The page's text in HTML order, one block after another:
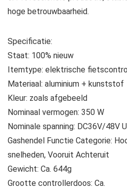
hoge betrouwbaarheid.
Specificatie:
Staat: 100% nieuw
Itemtype: elektrische
Materiaal: aluminium + kunststof
Kleur: zoals afgebeeld
Nominaal vermogen: 350 W
Nominale spanning: DC36V/48V
Gashendel Functie Categorie:
snelheden, Vooruit Achteruit
Gewicht: Ca. 644g
Grootte controllerdoos: Ca.